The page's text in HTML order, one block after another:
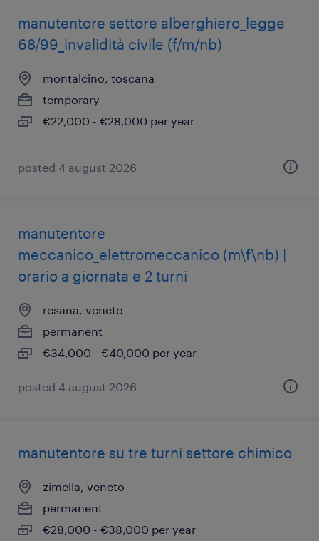
manutentore settore alberghiero_legge
68/99_invalidità civile (f/m/nb)
montalcino, toscana
temporary
€22,000 - €28,000 per year
posted 4 august 2026
manutentore
meccanico_elettromeccanico (m\f\nb) |
orario a giornata e 2 turni
resana, veneto
permanent
€34,000 - €40,000 per year
posted 4 august 2026
manutentore su tre turni settore chimico
zimella, veneto
permanent
€28,000 - €38,000 per year